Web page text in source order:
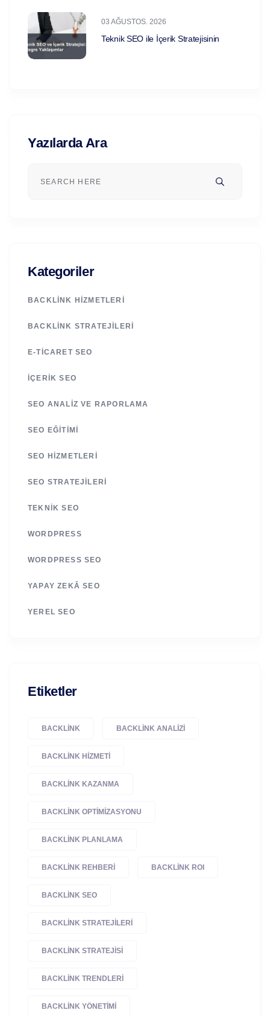
03 AĞUSTOS. 2026
Teknik SEO ile İçerik Stratejisinin
Yazılarda Ara
Kategoriler
BACKLINK HIZMETLERI
BACKLINK STRATEJILERI
E-TICARET SEO
İÇERIK SEO
SEO ANALIZ VE RAPORLAMA
SEO EĞITIMI
SEO HIZMETLERI
SEO STRATEJILERI
TEKNIK SEO
WORDPRESS
WORDPRESS SEO
YAPAY ZEKÂ SEO
YEREL SEO
Etiketler
BACKLINK BACKLINK ANALIZI
BACKLINK HIZMETI
BACKLINK KAZANMA
BACKLINK OPTIMIZASYONU
BACKLINK PLANLAMA
BACKLINK REHBERI BACKLINK ROI
BACKLINK SEO
BACKLINK STRATEJILERI
BACKLINK STRATEJISI
BACKLINK TRENDLERI
BACKLINK YÖNETIMI